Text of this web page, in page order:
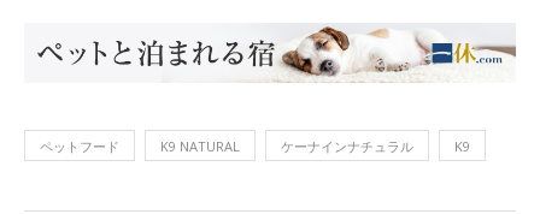
ペットフード K9 NATURAL ケーナインナチュラル K9